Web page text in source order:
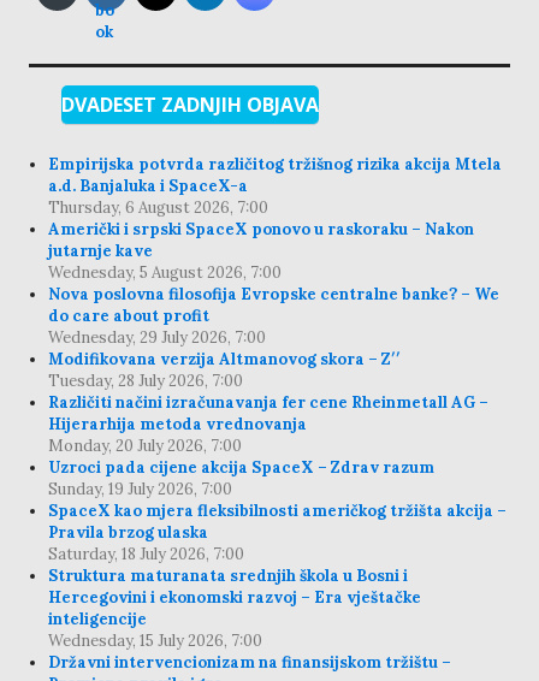
DVADESET ZADNJIH OBJAVA
Empirijska potvrda različitog tržišnog rizika akcija Mtela
a.d. Banjaluka i SpaceX-a
Thursday, 6 August 2026, 7:00
Američki i srpski SpaceX ponovo u raskoraku – Nakon
jutarnje kave
Wednesday, 5 August 2026, 7:00
Nova poslovna filosofija Evropske centralne banke? – We
do care about profit
Wednesday, 29 July 2026, 7:00
Modifikovana verzija Altmanovog skora – Z′′
Tuesday, 28 July 2026, 7:00
Različiti načini izračunavanja fer cene Rheinmetall AG –
Hijerarhija metoda vrednovanja
Monday, 20 July 2026, 7:00
Uzroci pada cijene akcija SpaceX – Zdrav razum
Sunday, 19 July 2026, 7:00
SpaceX kao mjera fleksibilnosti američkog tržišta akcija –
Pravila brzog ulaska
Saturday, 18 July 2026, 7:00
Struktura maturanata srednjih škola u Bosni i
Hercegovini i ekonomski razvoj – Era vještačke
inteligencije
Wednesday, 15 July 2026, 7:00
Državni intervencionizam na finansijskom tržištu –